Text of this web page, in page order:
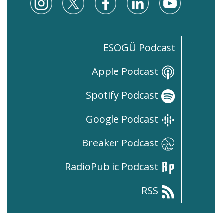
ESOGÜ Podcast
Apple Podcast
Spotify Podcast
Google Podcast
Breaker Podcast
RadioPublic Podcast
RSS